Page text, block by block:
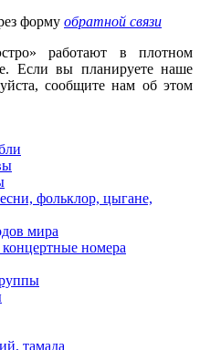
форму обратной связи
работают в плотном
Если вы планируете наше
сообщите нам об этом
фольклор, цыгане,
мира
номера
тамада